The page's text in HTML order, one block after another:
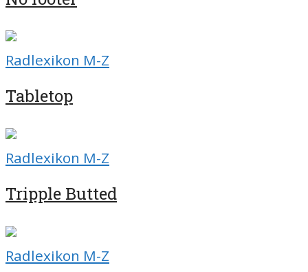
Radlexikon M-Z
Tabletop
Radlexikon M-Z
Tripple Butted
Radlexikon M-Z